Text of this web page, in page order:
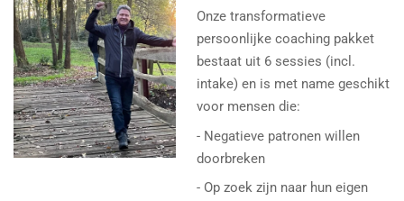
Onze transformatieve
persoonlijke coaching pakket
bestaat uit 6 sessies (incl.
intake) en is met name geschikt
voor mensen die:
- Negatieve patronen willen
doorbreken
- Op zoek zijn naar hun eigen